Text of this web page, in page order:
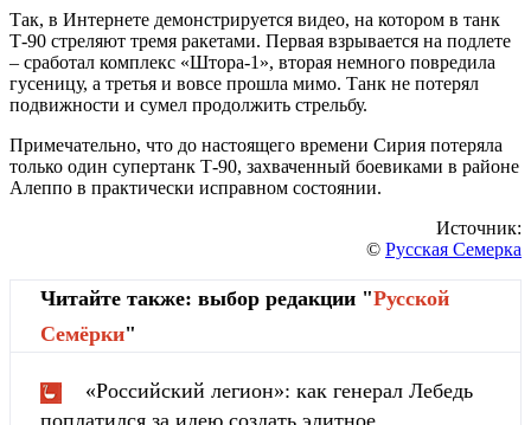
Так, в Интернете демонстрируется видео, на котором в танк
Т-90 стреляют тремя ракетами. Первая взрывается на подлете
– сработал комплекс «Штора-1», вторая немного повредила
гусеницу, а третья и вовсе прошла мимо. Танк не потерял
подвижности и сумел продолжить стрельбу.
Примечательно, что до настоящего времени Сирия потеряла
только один супертанк Т-90, захваченный боевиками в районе
Алеппо в практически исправном состоянии.
Источник:
© Русская Семерка
Читайте также: выбор редакции "Русской
Cемёрки"
«Российский легион»: как генерал Лебедь